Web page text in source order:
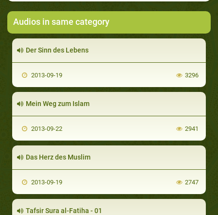
Audios in same category
Der Sinn des Lebens
2013-09-19 3296
Mein Weg zum Islam
2013-09-22 2941
Das Herz des Muslim
2013-09-19 2747
Tafsir Sura al-Fatiha - 01